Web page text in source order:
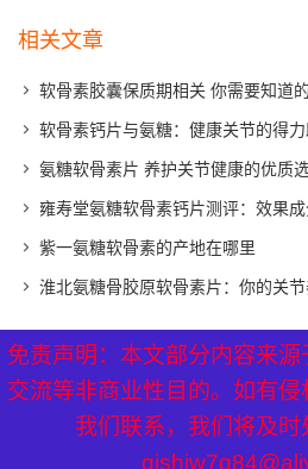
相关文章
软骨素胶囊保质期相关 你需要知道
软骨素钙片与氨糖：健康关节的得
氨糖软骨素片 养护关节健康的优质
雍寿堂氨糖软骨素钙片测评：效果
紫一氨糖软骨素的产地在哪里
淮北氨糖骨胶原软骨素片：你的关
免责声明：本文部分内容来源
交流等非商业性目的。如有
我们联系，我们将及
XML地图| 网站地图
免责声明：本文部分内容来源
交流等非商业性目的。如有
我们联系，我们将及